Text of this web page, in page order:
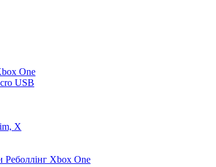
One
USB
X
Реболлінг Xbox One